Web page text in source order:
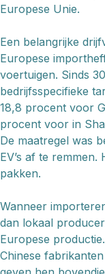
Europese Unie.
Een belangrijke
Europese
voertuigen. Sinds
bedrijfsspecifieke
18,8 procent voor
procent voor in
De maatregel was
EV’s af te
pakken.
Wanneer
dan lokaal
Europese
Chinese